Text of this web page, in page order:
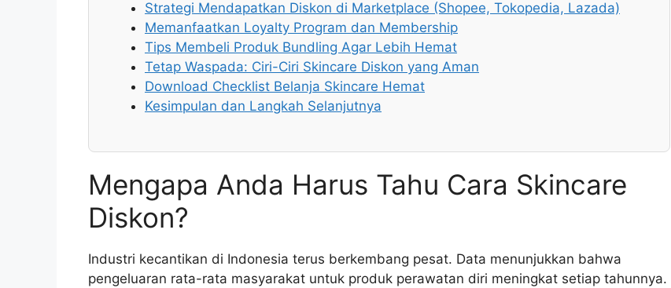
Strategi Mendapatkan Diskon di Marketplace (Shopee, Tokopedia, Lazada)
Memanfaatkan Loyalty Program dan Membership
Tips Membeli Produk Bundling Agar Lebih Hemat
Tetap Waspada: Ciri-Ciri Skincare Diskon yang Aman
Download Checklist Belanja Skincare Hemat
Kesimpulan dan Langkah Selanjutnya
Mengapa Anda Harus Tahu Cara Skincare
Diskon?
Industri kecantikan di Indonesia terus berkembang pesat. Data menunjukkan bahwa
pengeluaran rata-rata masyarakat untuk produk perawatan diri meningkat setiap tahunnya.